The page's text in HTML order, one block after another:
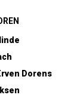
Dorens